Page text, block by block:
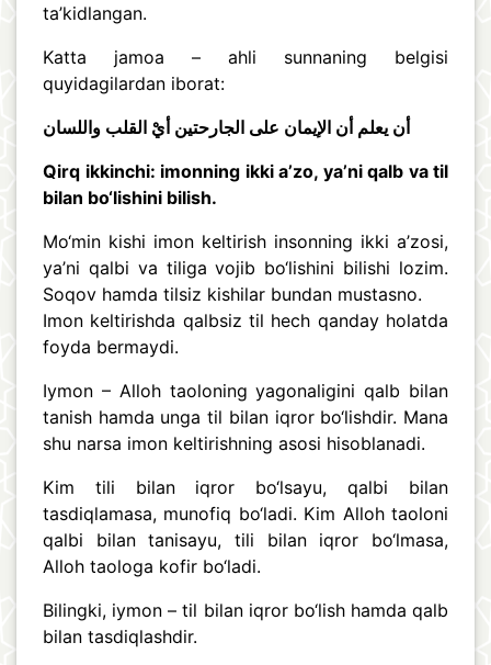
ta’kidlangan.
Katta jamoa – ahli sunnaning belgisi
quyidagilardan iborat:
أن يعلم أن الإيمان على الجارحتين أيْ القلب واللسان
Qirq ikkinchi: imonning ikki a’zo, ya’ni qalb va til
bilan bo‘lishini bilish.
Mo‘min kishi imon keltirish insonning ikki a’zosi,
ya’ni qalbi va tiliga vojib bo‘lishini bilishi lozim.
Soqov hamda tilsiz kishilar bundan mustasno.
Imon keltirishda qalbsiz til hech qanday holatda
foyda bermaydi.
Iymon – Alloh taoloning yagonaligini qalb bilan
tanish hamda unga til bilan iqror bo‘lishdir. Mana
shu narsa imon keltirishning asosi hisoblanadi.
Kim tili bilan iqror bo‘lsayu, qalbi bilan
tasdiqlamasa, munofiq bo‘ladi. Kim Alloh taoloni
qalbi bilan tanisayu, tili bilan iqror bo‘lmasa,
Alloh taologa kofir bo‘ladi.
Bilingki, iymon – til bilan iqror bo‘lish hamda qalb
bilan tasdiqlashdir.